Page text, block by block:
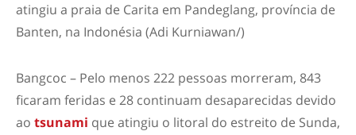
atingiu a praia de Carita em Pandeglang, província de
Banten, na Indonésia (Adi Kurniawan/)
Bangcoc – Pelo menos 222 pessoas morreram, 843
ficaram feridas e 28 continuam desaparecidas devido
ao tsunami que atingiu o litoral do estreito de Sunda,